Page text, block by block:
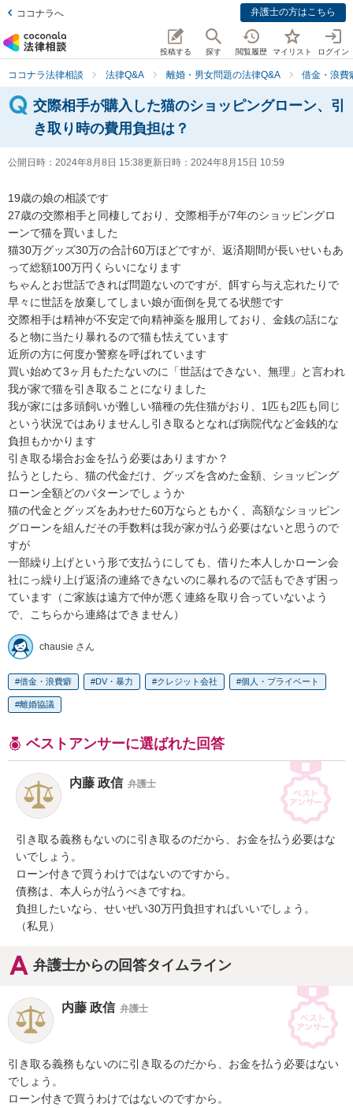
ココナラへ 弁護士の方はこちら
投稿する 探す 閲覧履歴 マイリスト ログイン
ココナラ法律相談 法律Q&A 離婚・男女問題の法律Q&A 借金・浪費
交際相手が購入した猫のショッピングローン、引
き取り時の費用負担は？
公開日時： 2024年8月8日 15:38更新日時： 2024年8月15日 10:59
19歳の娘の相談です
27歳の交際相手と同棲しており、交際相手が7年のショッピングロ
ーンで猫を買いました
猫30万グッズ30万の合計60万ほどですが、返済期間が長いせいもあ
って総額100万円くらいになります
ちゃんとお世話できれば問題ないのですが、餌すら与え忘れたりで
早々に世話を放棄してしまい娘が面倒を見てる状態です
交際相手は精神が不安定で向精神薬を服用しており、金銭の話にな
ると物に当たり暴れるので猫も怯えています
近所の方に何度か警察を呼ばれています
買い始めて3ヶ月もたたないのに「世話はできない、無理」と言われ
我が家で猫を引き取ることになりました
我が家には多頭飼いが難しい猫種の先住猫がおり、1匹も2匹も同じ
という状況ではありませんし引き取るとなれば病院代など金銭的な
負担もかかります
引き取る場合お金を払う必要はありますか？
払うとしたら、猫の代金だけ、グッズを含めた金額、ショッピング
ローン全額どのパターンでしょうか
猫の代金とグッズをあわせた60万ならともかく、高額なショッピン
グローンを組んだその手数料は我が家が払う必要はないと思うので
すが
一部繰り上げという形で支払うにしても、借りた本人しかローン会
社にっ繰り上げ返済の連絡できないのに暴れるので話もできず困っ
ています（ご家族は遠方で仲が悪く連絡を取り合っていないよう
で、こちらから連絡はできません）
chausie さん
借金・浪費癖 DV・暴力 クレジット会社 個人・プライベート
離婚協議
ベストアンサーに選ばれた回答
内藤 政信 弁護士
引き取る義務もないのに引き取るのだから、お金を払う必要はな
いでしょう。
ローン付きで買うわけではないのですから。
債務は、本人らが払うべきですね。
負担したいなら、せいぜい30万円負担すればいいでしょう。
（私見）
弁護士からの回答タイムライン
内藤 政信 弁護士
引き取る義務もないのに引き取るのだから、お金を払う必要はない
でしょう。
ローン付きで買うわけではないのですから。